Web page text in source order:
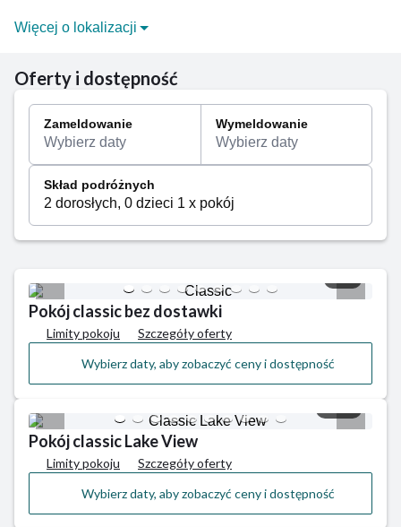
Żywieckiego. Słynie z pięknych widoków na
otaczające ją wzgórza Beskidu Małego oraz z
doskonałych warunków do wypoczynku wśród natury.
To miejsce, w którym można delektować się ciszą,
świeżym powietrzem i bliskością gór, a jednocześnie
korzystać z dogodnego dostępu do atrakcji
Żywiecczyzny. Jezioro przyciąga miłośników sportów
sobie sielski klimat beskidzkiej wsi z komfortem
łatwego dojazdu do większych miejscowości regionu.
Więcej o lokalizacji
Oferty i dostępność
Zameldowanie
Wybierz daty
Wymeldowanie
Wybierz daty
Skład podróżnych
2 dorosłych, 0 dzieci 1 x pokój
Pokój classic bez dostawki
Limity pokoju
Szczegóły oferty
Wybierz daty, aby zobaczyć ceny i dostępność
Pokój classic Lake View
Limity pokoju
Szczegóły oferty
Wybierz daty, aby zobaczyć ceny i dostępność